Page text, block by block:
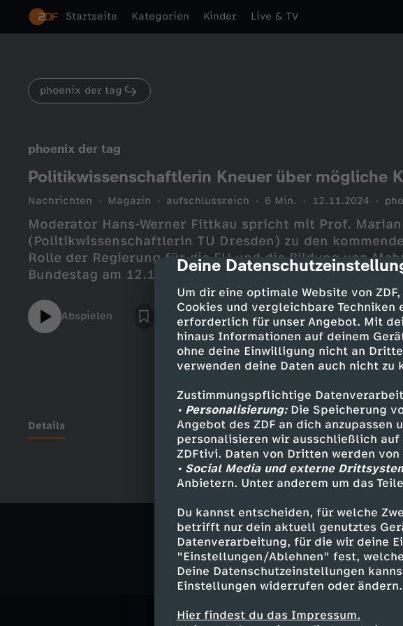
cmp-dialog-description
Deine
Um dir eine optimale Website von
Cookies und vergleichbare Techniken
erforderlich für unser Angebot. Mit
hinaus Informationen auf deinem
ohne deine Einwilligung nicht an
verwenden deine Daten auch nicht zu
Zustimmungspflichtige
• Personalisierung:Die Speicherung
Angebot des ZDF an dich
personalisieren wir ausschließlich auf
ZDFtivi. Daten von Dritten werden
• Social Media und externe
Anbietern. Unter anderem um das
Du kannst entscheiden, für welche
betrifft nur dein aktuell genutztes
Datenverarbeitung, für die wir deine
"Einstellungen/Ablehnen" fest,
Deine Datenschutzeinstellungen
Einstellungen widerrufen oder ändern.
Hier findest du das Impressum.
Startseite Kategorien Kinder Live & TV
phoenix der tag
phoenix der tag
Politikwissenschaftlerin Kneuer über mögliche
Nachrichten Magazin aufschlussreich 6 Min. 12.11.2024
Moderator Hans-Werner Fittkau spricht mit Prof.
(Politikwissenschaftlerin TU Dresden) zu den
Rolle der Regierung für die EU und die Bildung von
Bundestag am 12.11.2024.
Abspielen
Details
Ähnliche Inhalte
Nachrichten Magazin